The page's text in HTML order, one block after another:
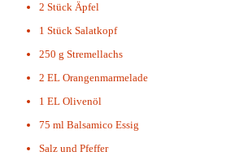
2 Stück Äpfel
1 Stück Salatkopf
250 g Stremellachs
2 EL Orangenmarmelade
1 EL Olivenöl
75 ml Balsamico Essig
Salz und Pfeffer